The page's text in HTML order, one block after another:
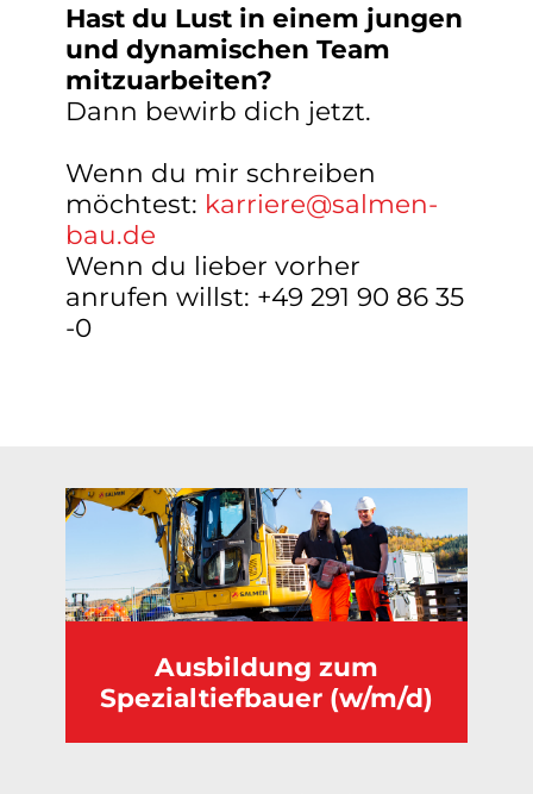
Hast du Lust in einem jungen
und dynamischen Team
mitzuarbeiten?
Dann bewirb dich jetzt.
Wenn du mir schreiben
möchtest: karriere@salmen-
bau.de
Wenn du lieber vorher
anrufen willst: +49 291 90 86 35
-0
Ausbildung zum
Spezialtiefbauer (w/m/d)